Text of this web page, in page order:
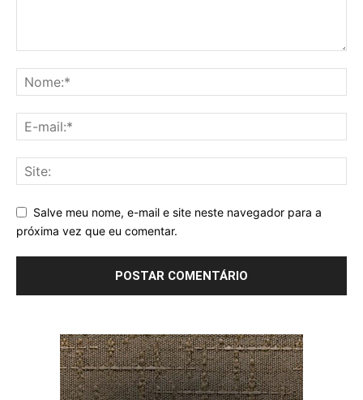
Salve meu nome, e-mail e site neste navegador para a
próxima vez que eu comentar.